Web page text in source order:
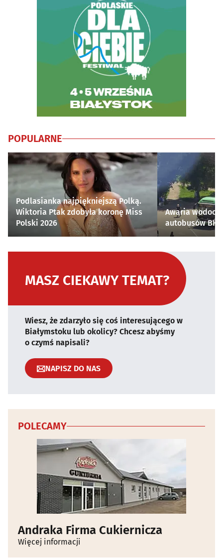
POPULARNE
Podlasianka najpiękniejszą Polką.
Wiktoria Ptak zdobyła koronę Miss
Polski 2026
Awaria
autobusów
MASZ CIEKAWY TEMAT?
Wiesz, że zdarzyło się coś interesującego w
Białymstoku lub okolicy? Chcesz abyśmy
o czymś napisali?
NAPISZ DO NAS
POLECAMY
Andraka Firma Cukiernicza
Więcej informacji